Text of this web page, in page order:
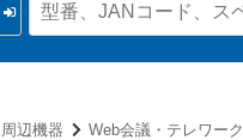
辺機器 Web会議・テレワーク